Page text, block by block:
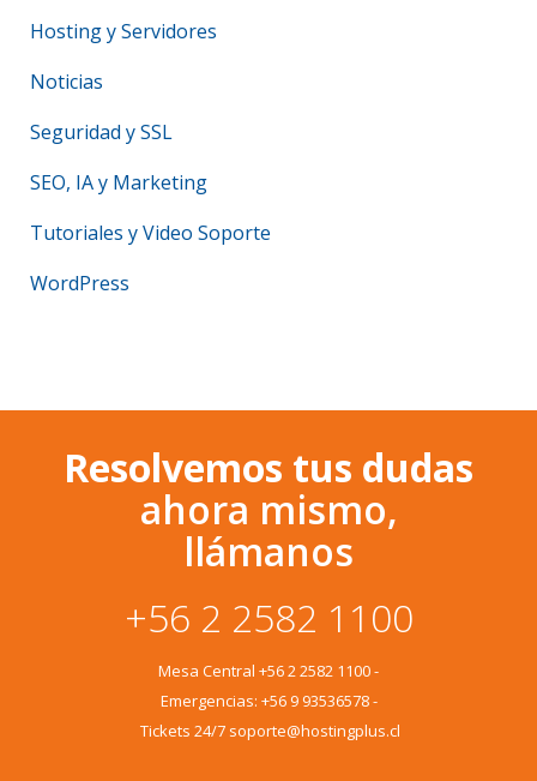
Hosting y Servidores
Noticias
Seguridad y SSL
SEO, IA y Marketing
Tutoriales y Video Soporte
WordPress
Resolvemos tus dudas
ahora mismo,
llámanos
+56 2 2582 1100
Mesa Central +56 2 2582 1100-
Emergencias: +56 9 93536578-
Tickets 24/7 soporte@hostingplus.cl